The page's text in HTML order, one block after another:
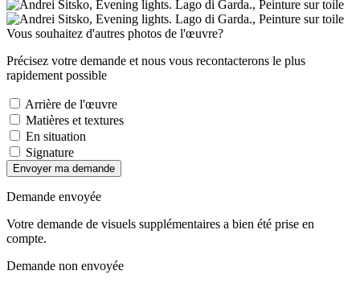
Vous souhaitez d'autres photos de l'œuvre?
Précisez votre demande et nous vous recontacterons le plus
rapidement possible
Arrière de l'œuvre
Matières et textures
En situation
Signature
Envoyer ma demande
Demande envoyée
Votre demande de visuels supplémentaires a bien été prise en
compte.
Demande non envoyée